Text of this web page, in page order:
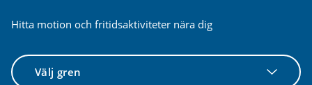
Hitta motion och fritidsaktiviteter nära dig
Välj
gren